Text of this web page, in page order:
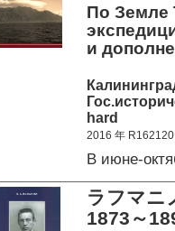
По Земле
и
hard
2016 年 R162120
В июне-
ラフマ
1873～